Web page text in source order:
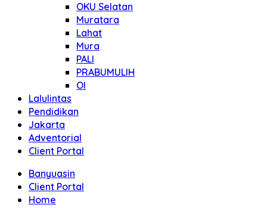
OKU Selatan
Muratara
Lahat
Mura
PALI
PRABUMULIH
OI
Lalulintas
Pendidikan
Jakarta
Adventorial
Client Portal
Banyuasin
Client Portal
Home